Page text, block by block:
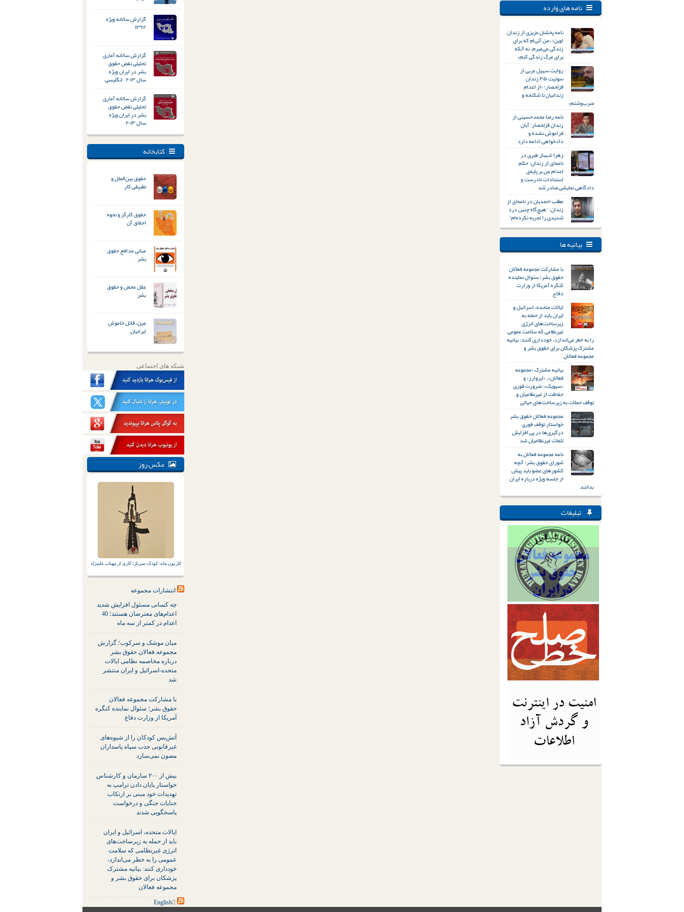
گزارش سالانه ویژه
۱۳۹۲
گزارش سالانه آماری –
تحلیلی نقض حقوق
بشر در ایران ویژه
سال ۲۰۱۳ – انگلیسی
گزارش سالانه آماری –
تحلیلی نقض حقوق
بشر در ایران ویژه
سال ۲۰۱۳
کتابخانه
حقوق بین‌الملل و
تطبیقی کار
حقوق کارگر و نحوه
احقاق آن
مبانی مدافع حقوق
بشر
عقل محض و حقوق
بشر
مین، قاتل خاموش
ایرانیان
شبکه های اجتماعی
عکس روز
کارتون ماه: کودک-سرباز؛ کاری از مهتاب علینژاد
انتشارات مجموعه
چه کسانی مسئول افزایش شدید
اعدام‌های معترضان هستند؛ 40
اعدام در کمتر از سه ماه
میان موشک و سرکوب؛ گزارش
مجموعه فعالان حقوق بشر
درباره مخاصمه نظامی ایالات
متحده-اسرائیل و ایران منتشر
شد
با مشارکت مجموعه فعالان
حقوق بشر؛ سئوال نماینده کنگره
آمریکا از وزارت دفاع
آتش‌بس کودکان را از شیوه‌های
غیرقانونی جذب سپاه پاسداران
مصون نمی‌سازد
بیش از ۲۰۰ سازمان و کارشناس
خواستار پایان دادن ترامپ به
تهدیدات خود مبنی بر ارتکاب
جنایات جنگی و درخواست
پاسخگویی شدند
ایالات متحده، اسرائیل و ایران
باید از حمله به زیرساخت‌های
انرژی غیرنظامی که سلامت
عمومی را به خطر می‌اندازد،
خودداری کنند: بیانیه مشترک
پزشکان برای حقوق بشر و
مجموعه فعالان
نامه های وارده
نامه پخشان عزیزی از زندان
اوین؛ «من آنی‌ام که برای
زندگی می‌میرم، نه آنکه
برای مرگ زندگی کنم»
روایت سهیل عربی از
سوئیت ۳۵ زندان
قزلحصار؛ «از اعدام
زندانیان تا شکنجه و
ضرب‌وشتم»
نامه رضا محمدحسینی از
زندان قزلحصار: آبان
فراموش نشده و
دادخواهی ادامه دارد
زهرا شهباز طبری در
نامه‌ای از زندان: حکم
اعدام من بر پایه‌ی
استنادات نادرست و
دادگاهی نمایشی صادر شد
مطلب احمدیان در نامه‌ای از
زندان: “هیچ‌گاه چنین درد
شدیدی را تجربه نکرده‌ام”
بیانیه ها
با مشارکت مجموعه فعالان
حقوق بشر؛ سئوال نماینده
کنگره آمریکا از وزارت
دفاع
ایالات متحده، اسرائیل و
ایران باید از حمله به
زیرساخت‌های انرژی
غیرنظامی که سلامت عمومی
را به خطر می‌اندازد، خودداری کنند: بیانیه
مشترک پزشکان برای حقوق بشر و
مجموعه فعالان
بیانیه مشترک «مجموعه
فعالان»، «ایروارز» و
«سیویک»: ضرورت فوری
حفاظت از غیرنظامیان و
توقف حملات به زیرساخت‌های حیاتی
مجموعه فعالان حقوق بشر
خواستار توقف فوری
درگیری‌ها در پی افزایش
تلفات غیرنظامیان شد
نامه مجموعه فعالان به
شورای حقوق بشر؛ آنچه
کشورهای عضو باید پیش
از جلسه ویژه درباره ایران
بدانند
تبلیغات